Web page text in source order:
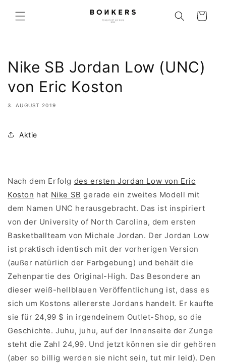
zum Inhalt Warenkorb
Nike SB Jordan Low (UNC)
von Eric Koston
3. AUGUST 2019
Aktie
Nach dem Erfolg des ersten Jordan Low von Eric
Koston hat Nike SB gerade ein zweites Modell mit
dem Namen UNC herausgebracht. Das ist inspiriert
von der University of North Carolina, dem ersten
Basketballteam von Michale Jordan. Der Jordan Low
ist praktisch identisch mit der vorherigen Version
(außer natürlich der Farbgebung) und behält die
Zehenpartie des Original-High. Das Besondere an
dieser weiß-hellblauen Veröffentlichung ist, dass es
sich um Kostons allererste Jordans handelt. Er kaufte
sie für 24,99 $ in irgendeinem Outlet-Shop, so die
Geschichte. Juhu, juhu, auf der Innenseite der Zunge
steht die Zahl 24,99. Und jetzt können sie dir gehören
(aber so billig werden sie nicht sein, tut mir leid). Den